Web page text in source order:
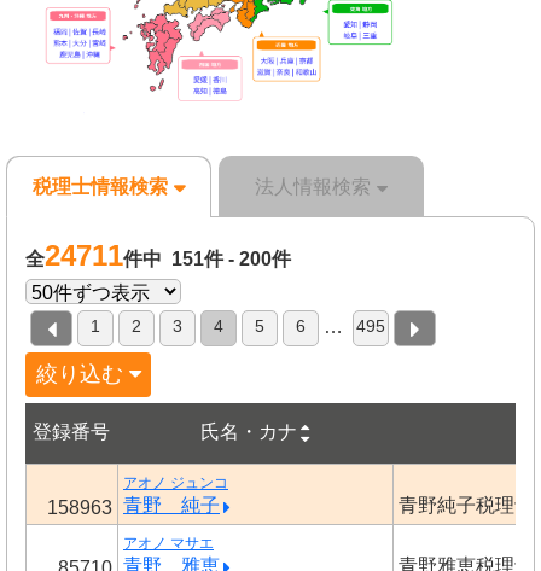
税理士情報検索 法人情報検索
全24711件中 151件 - 200件
1 2 3 4 5 6 … 495
絞り込む
登録番号 氏名・カナ
158963
アオノ ジュンコ
青野 純子 青野純子税理士
アオノ マサエ
青野 雅恵 青野雅恵税理士